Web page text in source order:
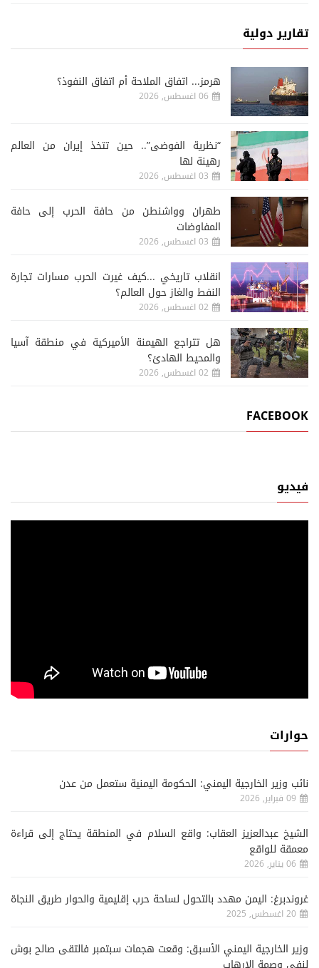
تقارير دولية
هرمز... اتفاق الملاحة أم اتفاق النفوذ؟
06 اغسطس, 2026
“نظرية الفوضى”.. حين تتخذ إيران من العالم
رهينة لها
03 اغسطس, 2026
طهران وواشنطن من حافة الحرب إلى حافة
المفاوضات
03 اغسطس, 2026
انقلاب تاريخي ...كيف غيرت الحرب مسارات تجارة
النفط والغاز حول العالم؟
02 اغسطس, 2026
هل تتراجع الهيمنة الأميركية في منطقة آسيا
والمحيط الهادئ؟
02 اغسطس, 2026
FACEBOOK
فيديو
حوارات
نائب وزير الخارجية اليمني: الحكومة اليمنية ستعمل من عدن
09 فبراير, 2026
الشيخ عبدالعزيز العقاب: واقع السلام في المنطقة يحتاج إلى قراءة
معمقة للواقع
06 يناير, 2026
غروندبرغ: اليمن مهدد بالتحول لساحة حرب إقليمية والحوار طريق النجاة
20 اغسطس, 2025
وزير الخارجية اليمني الأسبق: وقعت هجمات سبتمبر فالتقى صالح بوش